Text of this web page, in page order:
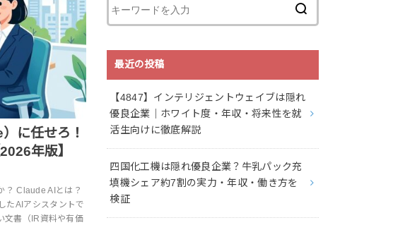
に任せろ！
年版】
？ Claude AIとは？
たAIアシスタントで
文書（IR資料や有価
最近の投稿
【4847】インテリジェントウェイブは隠れ
優良企業｜ホワイト度・年収・将来性を就
活生向けに徹底解説
四国化工機は隠れ優良企業？牛乳パック充
填機シェア約7割の実力・年収・働き方を
検証